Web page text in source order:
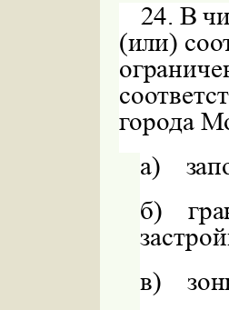
24. В
(или)
города
а)
б)
в)